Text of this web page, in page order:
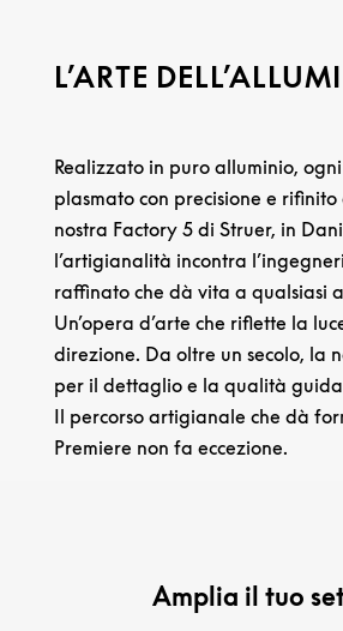
L’ARTE
Realizzato in puro alluminio,
plasmato con precisione e rifinito
nostra Factory 5 di Struer, in
l’artigianalità incontra
raffinato che dà vita a qualsiasi
Un’opera d’arte che riflette la
direzione. Da oltre un secolo, la
per il dettaglio e la qualità
Il percorso artigianale che dà
Premiere non fa eccezione.
Amplia il tuo